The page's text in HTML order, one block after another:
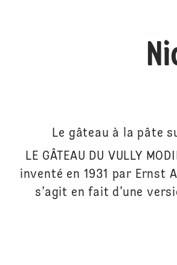
Le gâteau à la pâte
LE GÂTEAU DU VULLY
inventé en 1931 par Ernst
s’agit en fait d’une